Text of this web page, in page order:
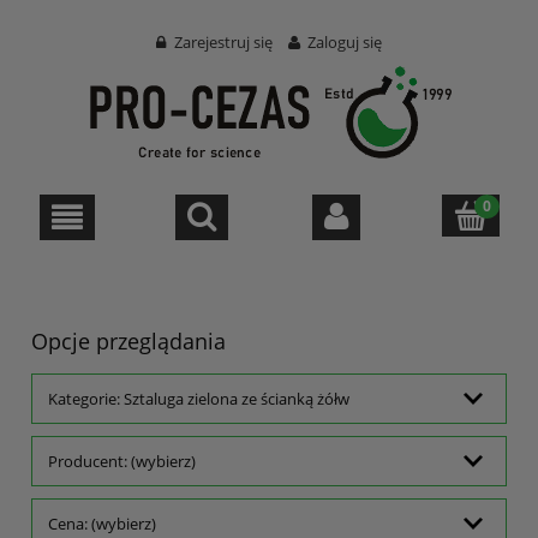
Zarejestruj się Zaloguj się
Opcje przeglądania
Kategorie: Sztaluga zielona ze ścianką żółw
Producent: (wybierz)
Cena: (wybierz)